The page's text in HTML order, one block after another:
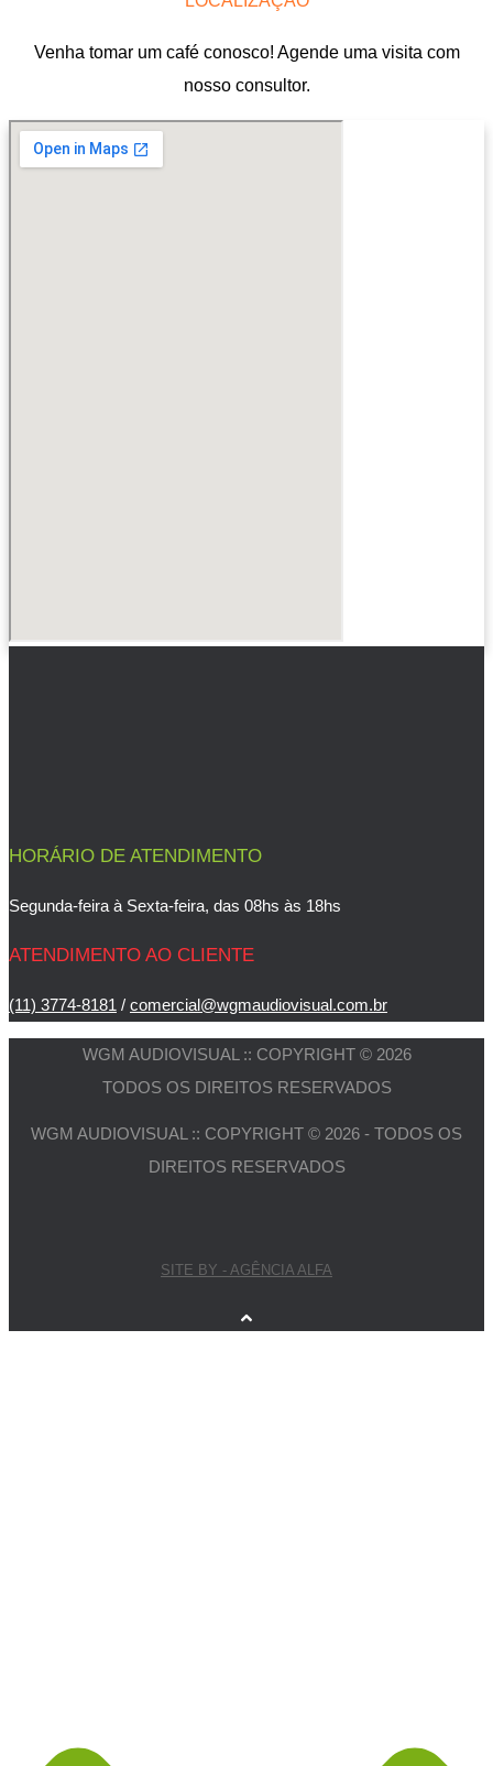
Venha tomar um café conosco! Agende uma visita com
nosso consultor.
HORÁRIO DE ATENDIMENTO
Segunda-feira à Sexta-feira, das 08hs às 18hs
ATENDIMENTO AO CLIENTE
(11) 3774-8181 / comercial@wgmaudiovisual.com.br
WGM AUDIOVISUAL :: COPYRIGHT © 2026
TODOS OS DIREITOS RESERVADOS
WGM AUDIOVISUAL :: COPYRIGHT © 2026 - TODOS OS
DIREITOS RESERVADOS
SITE BY - AGÊNCIA ALFA